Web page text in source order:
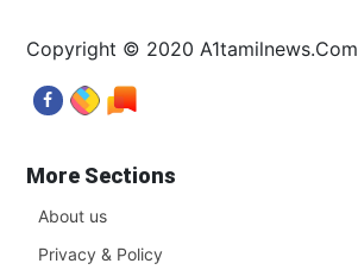
Copyright © 2020 A1tamilnews.Com
More Sections
About us
Privacy & Policy